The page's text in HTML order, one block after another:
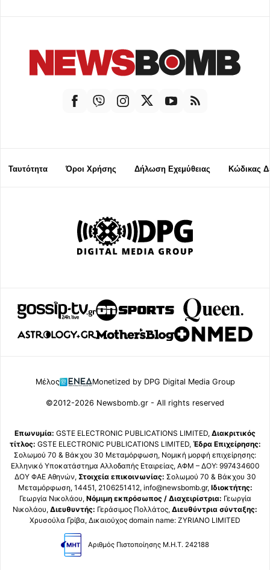
Ταυτότητα Όροι Χρήσης Δήλωση Εχεμύθειας Κώδικας
Μέλος Monetized by DPG Digital Media Group
©2012-2026 Newsbomb.gr - All rights reserved
Επωνυμία: GSTE ELECTRONIC PUBLICATIONS LIMITED, Διακριτικός
τίτλος: GSTE ELECTRONIC PUBLICATIONS LIMITED, Έδρα Επιχείρησης:
Σολωμού 70 & Βάκχου 30 Μεταμόρφωση, Νομική μορφή επιχείρησης:
Ελληνικό Υποκατάστημα Αλλοδαπής Εταιρείας, ΑΦΜ – ΔΟΥ: 997434600
ΔΟΥ ΦΑΕ Αθηνών, Στοιχεία επικοινωνίας: Σολωμού 70 & Βάκχου 30
Μεταμόρφωση, 14451, 2106251412, info@newsbomb.gr, Ιδιοκτήτης:
Γεωργία Νικολάου, Νόμιμη εκπρόσωπος / Διαχειρίστρια: Γεωργία
Νικολάου, Διευθυντής: Γεράσιμος Πολλάτος, Διευθύντρια σύνταξης:
Χρυσούλα Γρίβα, Δικαιούχος domain name: ZYRIANO LIMITED
Αριθμός Πιστοποίησης Μ.Η.Τ. 242188